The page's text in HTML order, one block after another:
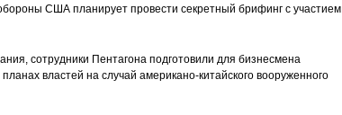
США планирует провести секретный брифинг с участием
сотрудники Пентагона подготовили для бизнесмена
властей на случай американо-китайского вооруженного